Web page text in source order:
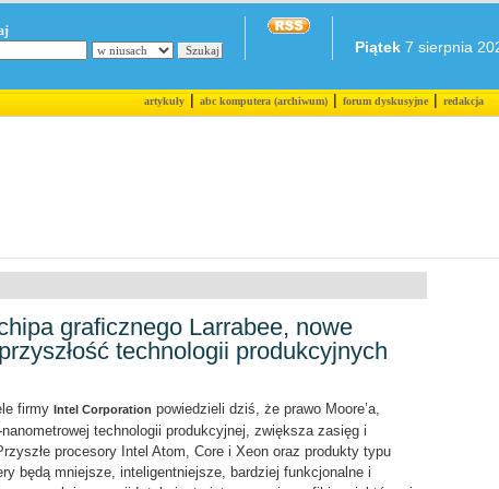
Piątek 7 sierpnia
artykuły|abc komputera (archiwum)|forum dyskusyjne|redakcja
graficznego Larrabee, nowe
technologii produkcyjnych
firmy Intel Corporation powiedzieli dziś, że prawo Moore’a,
technologii produkcyjnej, zwiększa zasięg i
procesory Intel Atom, Core i Xeon oraz produkty typu
będą mniejsze, inteligentniejsze, bardziej funkcjonalne i